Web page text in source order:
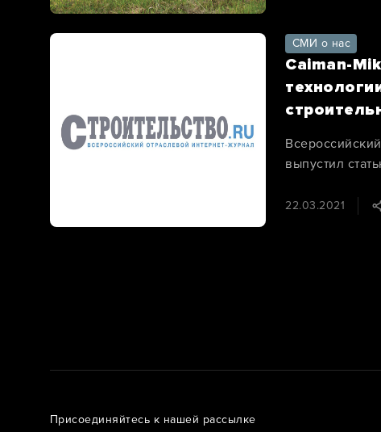
СМИ о нас
Caiman-
выпустил
22.03.2021
Присоединяйтесь к нашей рассылке